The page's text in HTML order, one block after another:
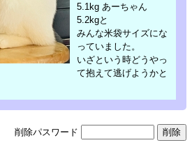
5.1kg あーちゃん
5.2kgと
みんな米袋サイズにな
っていました。
いざという時どうやっ
て抱えて逃げようかと
削除パスワード